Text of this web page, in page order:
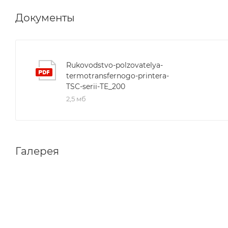
Документы
Rukovodstvo-polzovatelya-
termotransfernogo-printera-
TSC-serii-TE_200
2,5 мб
Галерея